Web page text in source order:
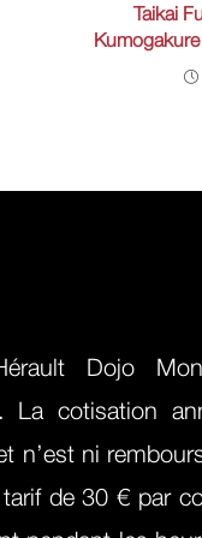
Taikai
Dojo
La cotisation
n’est ni
de 30 € par